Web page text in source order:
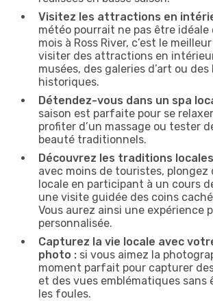
Visitez les attractions en
météo pourrait ne pas être
mois à Ross River, c’est le
visiter des attractions en
musées, des galeries d’art ou
historiques.
Détendez-vous dans un spa
saison est parfaite pour se
profiter d’un massage ou tester
beauté traditionnels.
Découvrez les traditions
avec moins de touristes,
locale en participant à un cours
une visite guidée des coins
Vous aurez ainsi une expérience
personnalisée.
Capturez la vie locale avec
photo : si vous aimez la
moment parfait pour capturer
et des vues emblématiques sans
les foules.